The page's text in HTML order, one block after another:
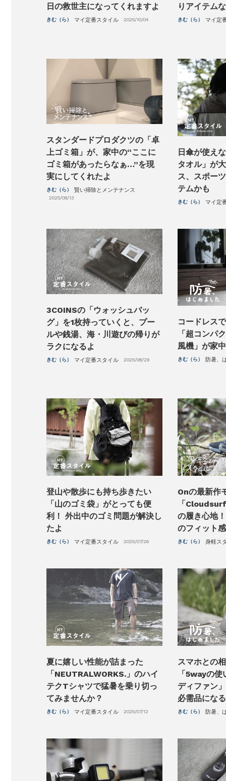
日の救世主になってくれますよ
きむ（ら） マイ定番スタイル 2025/10/04
りアイテム
きむ（ら） マイ定
スタンダードプロダクツの「卓
上ゴミ箱」が、家中の“ここに
ゴミ箱があったらなぁ…”を現
実にしてくれたよ
きむ（ら） 賢い掃除とメンテナンス
2025/09/13
日傘が使え
タオル」が
ス、スポー
テムかも
きむ（ら） マイ定
3COINSの「ウォッシュバッ
グ」を1枚持っていくと、プー
ルや銭湯、海・川遊びの帰りが
ラクになるよ
きむ（ら） マイ定番スタイル 2025/08/29
コードレス
「超コンパ
風機」が家
きむ（ら） 防暑、
登山や散歩にも持ち歩きたい
「山のゴミ袋」がとっても便
利！ 外出中のゴミ問題が解決し
たよ
きむ（ら） マイ定番スタイル 2025/07/26
Onの最新作
「
の履き心地
のフィット
きむ（ら） 身軽ス
夏に嬉しい性能が詰まった
「NEUTRALWORKS.」のハイ
テクTシャツで猛暑を乗り切っ
てみませんか？
きむ（ら） マイ定番スタイル 2025/07/12
スマホとの
「5wayの
ディファン
必需品にな
きむ（ら） 防暑、